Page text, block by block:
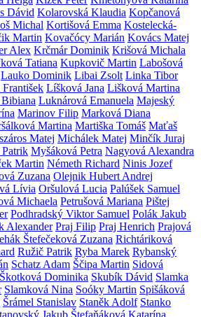
Dávid Kolarovská Klaudia Kopčanová
Michal Kortišová Emma Kostelecká-
Martin Kovačócy Marián Kovács Matej
Alex Krčmár Dominik Krišová Michala
Tatiana Kupkovič Martin Labošová
Lauko Dominik Libai Zsolt Linka Tibor
Líšková Jana Lišková Martina
Luknárová Emanuela Majeský
Marinov Filip Marková Diana
Martina Martiška Tomáš Maťaš
Matej Michálek Matej Minčík Juraj
Myšáková Petra Nagyová Alexandra
Martin Németh Richard Ninis Jozef
Zuzana Olejnik Hubert Andrej
Lívia Oršulová Lucia Palúšek Samuel
Michaela Petrušová Mariana Pištej
Podhradský Viktor Samuel Polák Jakub
Alexander Praj Filip Praj Henrich Prajová
Štefečeková Zuzana Richtáriková
Ružič Patrik Ryba Marek Rybanský
Schatz Adam Ščipa Martin Sidová
Škotková Dominika Skubík Dávid Slamka
Slamková Nina Soóky Martin Spišáková
Šrámel Stanislav Staněk Adolf Stanko
Jakub Štefaňáková Katarína